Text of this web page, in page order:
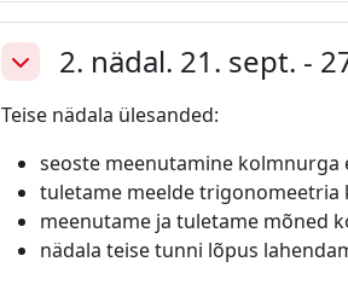
Ahenda2. nädal. 21. sept. -
Teise nädala ülesanded:
seoste meenutamine kolmnurga
tuletame meelde trigonomeetria
meenutame ja tuletame mõned
nädala teise tunni lõpus